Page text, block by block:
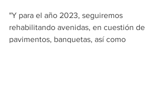
"Y para el año 2023, seguiremos
rehabilitando avenidas, en cuestión de
pavimentos, banquetas, así como